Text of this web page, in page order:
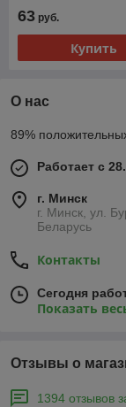
63 руб.
Купить
О нас
89%
Работает с
г. Минск
г. Минск, ул.
Беларусь
Контакты
Сегодня
Показать
Отзывы о
1394 отзывов